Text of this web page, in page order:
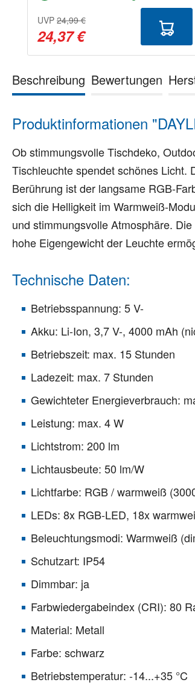
UVP 24,99 €
24,37 €
Beschreibung Bewertungen
Produktinformationen
Ob stimmungsvolle Tischdeko,
Tischleuchte spendet schönes Licht.
Berührung ist der langsame RGB-
sich die Helligkeit im Warmweiß-
und stimmungsvolle Atmosphäre.
hohe Eigengewicht der Leuchte
Technische Daten:
Betriebsspannung: 5 V-
Akku: Li-Ion, 3,7 V-, 4000 mAh
Betriebszeit: max. 15 Stunden
Ladezeit: max. 7 Stunden
Gewichteter Energieverbrauch:
Leistung: max. 4 W
Lichtstrom: 200 lm
Lichtausbeute: 50 lm/W
Lichtfarbe: RGB / warmweiß
LEDs: 8x RGB-LED, 18x
Beleuchtungsmodi: Warmweiß
Schutzart: IP54
Dimmbar: ja
Farbwiedergabeindex (CRI): 80
Material: Metall
Farbe: schwarz
Betriebstemperatur: -14...+35 °C